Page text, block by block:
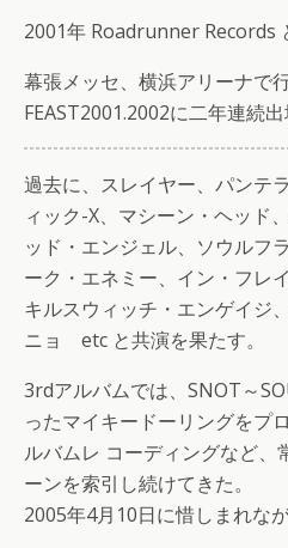
2001年 Roadrunner Records
幕張メッセ、横浜アリーナで
FEAST2001.2002に二年連続出
過去に、スレイヤー、パンテ
ィック-X、マシーン・ヘッド
ッド・エンジェル、ソウルフ
ーク・エネミー、イン・フレ
キルスウィッチ・エンゲイジ
ニョ etc と共演を果たす。
3rdアルバムでは、SNOT～
ったマイキードーリングをプ
ルバムレ コーディングなど、
ーンを索引し続けてきた。
2005年4月10日に惜しまれな